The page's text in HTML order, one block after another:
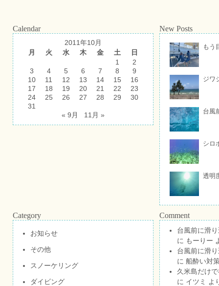
Calendar
2011年10月
月
火 水 木 金 土
日
1
2
3
4 5 6 7 8
9
10
11 12 13 14 15
16
17
18 19 20 21 22
23
24
25 26 27 28 29
30
31
« 9月
11月 »
New Posts
もう
ジワ
台風
シロ
透明
Category
お知らせ
その他
スノーケリング
ダイビング
Comment
台風前に滑
に もーりー
台風前に滑
に 船酔い対
久米島だけ
に イツミ
よ